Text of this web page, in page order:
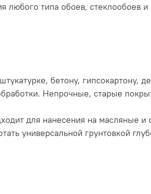
типа обоев, стеклообоев и
бетону, гипсокартону,
Непрочные, старые
для нанесения на масляные и
универсальной грунтовкой